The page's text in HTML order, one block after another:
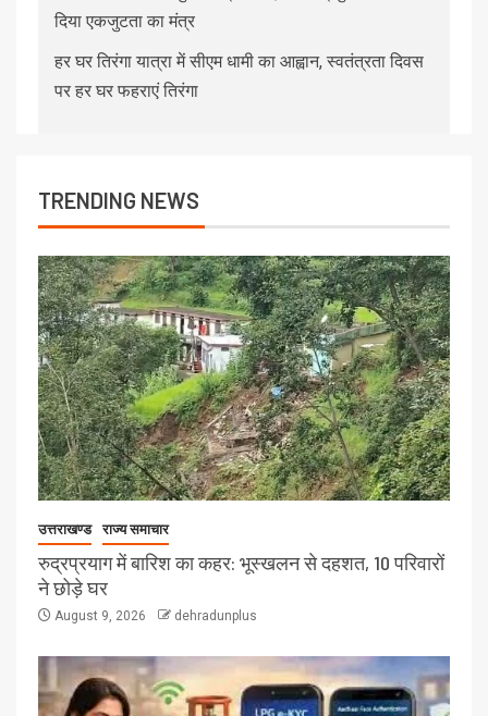
दिया एकजुटता का मंत्र
हर घर तिरंगा यात्रा में सीएम धामी का आह्वान, स्वतंत्रता दिवस
पर हर घर फहराएं तिरंगा
TRENDING NEWS
उत्तराखण्ड राज्य समाचार
रुद्रप्रयाग में बारिश का कहर: भूस्खलन से दहशत, 10 परिवारों
ने छोड़े घर
August 9, 2026 dehradunplus